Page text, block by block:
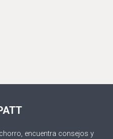
encuentra consejos y